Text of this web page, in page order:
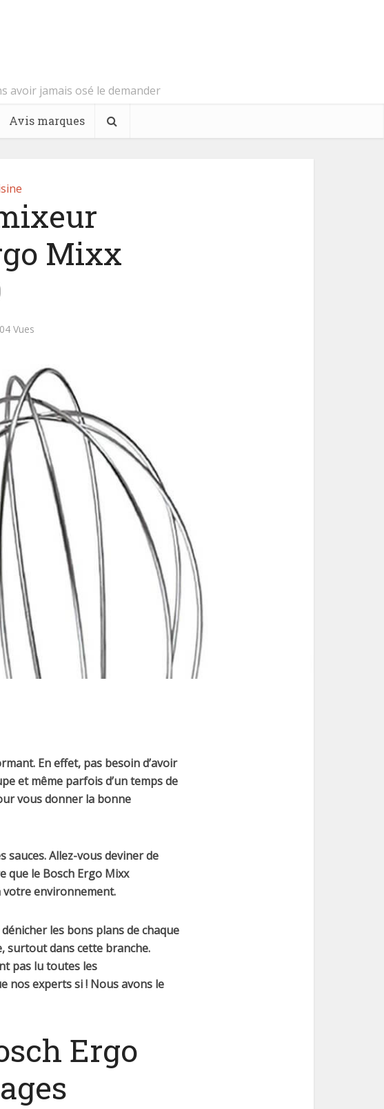
avoir jamais osé le demander
Avis marques
Mixx
Vues
En effet, pas besoin d’avoir
et même parfois d’un temps de
vous donner la bonne
sauces. Allez-vous deviner de
que le Bosch Ergo Mixx
votre environnement.
les bons plans de chaque
surtout dans cette branche.
pas lu toutes les
nos experts si ! Nous avons le
Ergo